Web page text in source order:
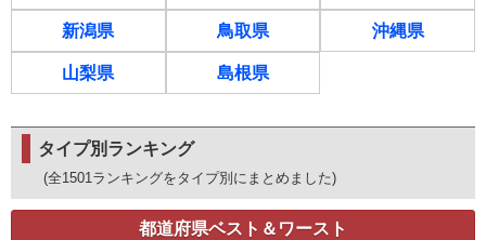
新潟県
山梨県
鳥取県
島根県
沖縄県
タイプ別ランキング
(全1501ランキングをタイプ別にまとめました)
都道府県ベスト＆ワースト